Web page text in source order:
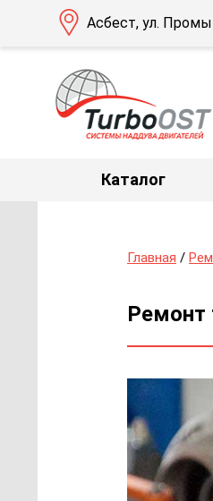
Каталог
Асбест, ул.
Главная /
Ремонт